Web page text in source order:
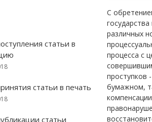
статьи в
статьи в печать
статьи
С
различных
процесса с
проступков
бумажном,